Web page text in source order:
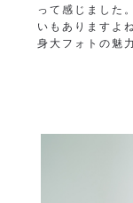
って感じました
いもありますよ
身大フォトの魅